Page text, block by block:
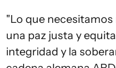
"Lo que
una paz justa y
integridad y la